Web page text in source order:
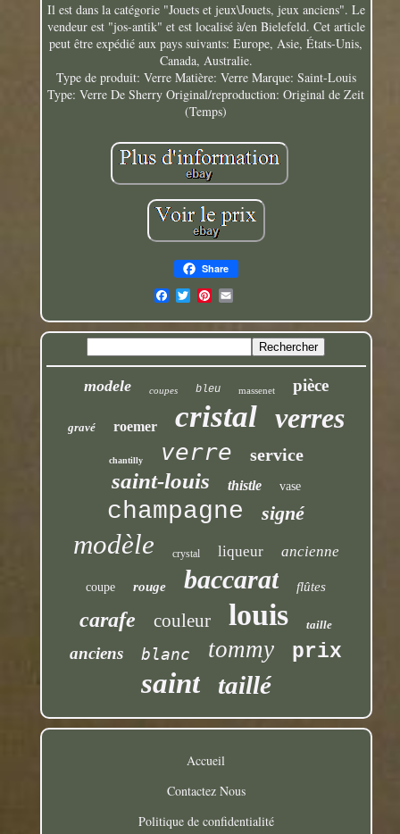
Il est dans la catégorie "Jouets et jeux\Jouets, jeux anciens". Le
vendeur est "jos-antik" et est localisé à/en Bielefeld. Cet article
peut être expédié aux pays suivants: Europe, Asie, États-Unis,
Canada, Australie.
Type de produit: Verre Matière: Verre Marque: Saint-Louis
Type: Verre De Sherry Original/reproduction: Original de Zeit
(Temps)
Share
modele coupes bleu massenet pièce
gravé roemer cristal verres
chantilly verre service
saint-louis thistle vase
champagne signé
modèle crystal liqueur ancienne
coupe rouge baccarat flûtes
carafe couleur louis taille
anciens blanc tommy prix
saint taillé
Accueil
Contactez Nous
Politique de confidentialité